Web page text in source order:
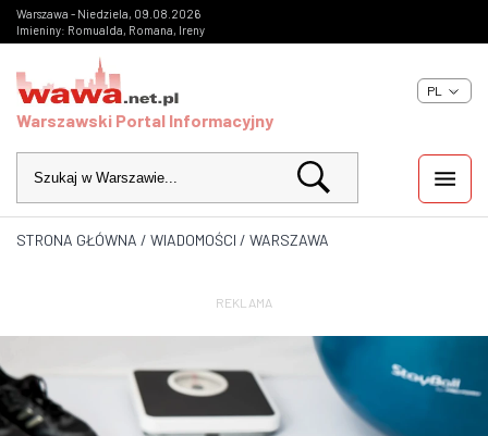
Warszawa - Niedziela, 09.08.2026
Imieniny: Romualda, Romana, Ireny
Warszawski Portal Informacyjny
PL
WIADOMOŚCI
KULTURA
STRONA GŁÓWNA / WIADOMOŚCI / WARSZAWA
REKLAMA